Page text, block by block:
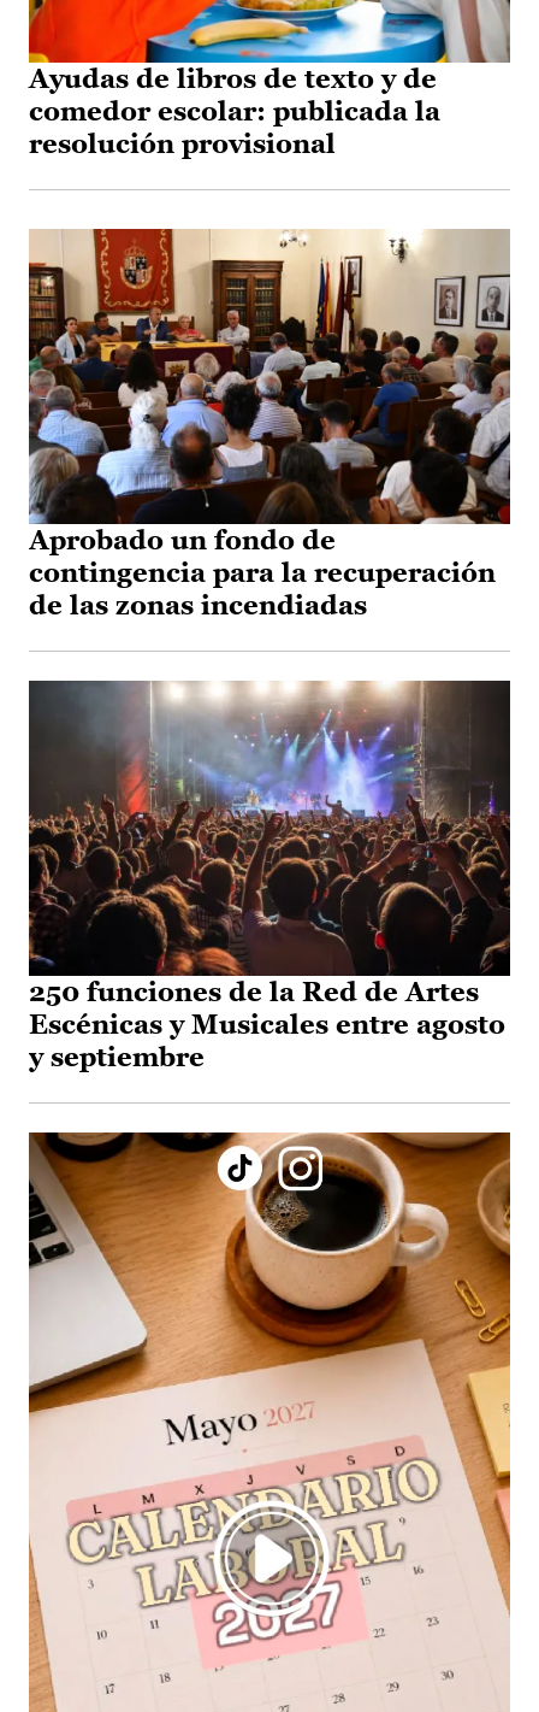
Ayudas de libros de texto y de
comedor escolar: publicada la
resolución provisional
Aprobado un fondo de
contingencia para la recuperación
de las zonas incendiadas
250 funciones de la Red de Artes
Escénicas y Musicales entre agosto
y septiembre